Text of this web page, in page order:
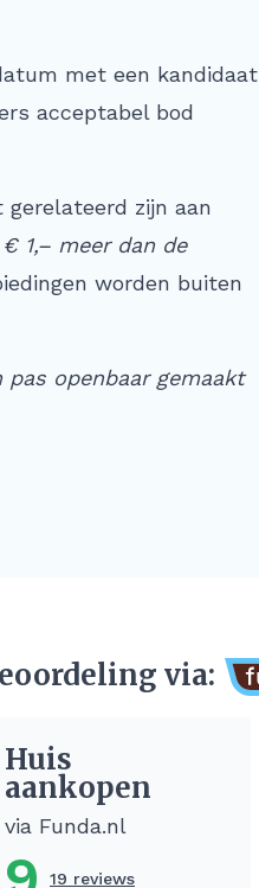
met een kandidaat
acceptabel bod
gerelateerd zijn aan
1,– meer dan de
worden buiten
openbaar gemaakt
via:
Huis
aankopen
via Funda.nl
19 reviews